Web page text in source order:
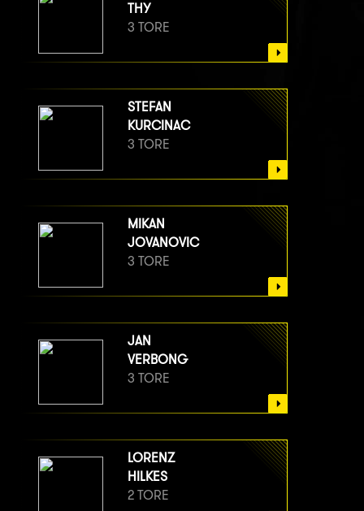
THY
3 TORE
STEFAN
KURCINAC
3 TORE
MIKAN
JOVANOVIC
3 TORE
JAN
VERBONG
3 TORE
LORENZ
HILKES
2 TORE